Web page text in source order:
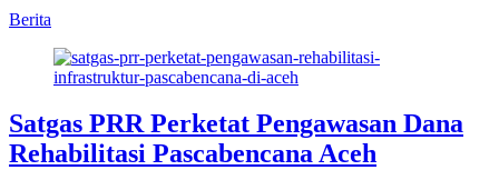
Berita
Satgas PRR Perketat Pengawasan Dana
Rehabilitasi Pascabencana Aceh